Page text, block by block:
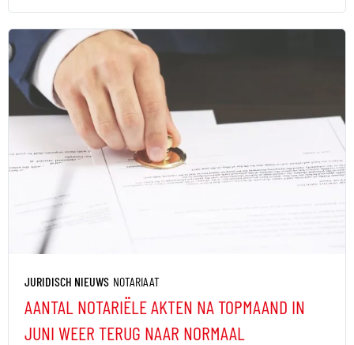
JURIDISCH NIEUWS NOTARIAAT
AANTAL NOTARIËLE AKTEN NA TOPMAAND IN
JUNI WEER TERUG NAAR NORMAAL